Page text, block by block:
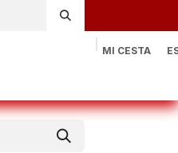
MI CESTA